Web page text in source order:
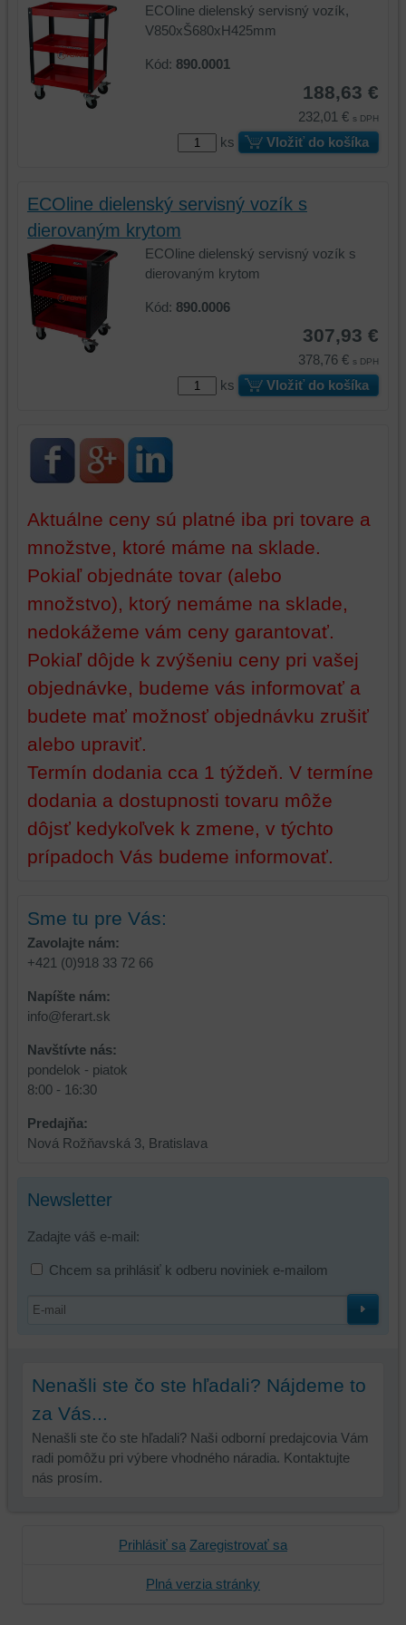
ECOline dielenský servisný vozík,
V850xŠ680xH425mm
Kód: 890.0001
188,63 €
232,01 € s DPH
ks Vložiť do košíka
ECOline dielenský servisný vozík s
dierovaným krytom
ECOline dielenský servisný vozík s
dierovaným krytom
Kód: 890.0006
307,93 €
378,76 € s DPH
ks Vložiť do košíka
Aktuálne ceny sú platné iba pri tovare a
množstve, ktoré máme na sklade.
Pokiaľ objednáte tovar (alebo
množstvo), ktorý nemáme na sklade,
nedokážeme vám ceny garantovať.
Pokiaľ dôjde k zvýšeniu ceny pri vašej
objednávke, budeme vás informovať a
budete mať možnosť objednávku zrušiť
alebo upraviť.
Termín dodania cca 1 týždeň. V termíne
dodania a dostupnosti tovaru môže
dôjsť kedykoľvek k zmene, v týchto
prípadoch Vás budeme informovať.
Sme tu pre Vás:
Zavolajte nám:
+421 (0)918 33 72 66
Napíšte nám:
info@ferart.sk
Navštívte nás:
pondelok - piatok
8:00 - 16:30
Predajňa:
Nová Rožňavská 3, Bratislava
Newsletter
Zadajte váš e-mail:
Chcem sa prihlásiť k odberu noviniek e-mailom
Nenašli ste čo ste hľadali? Nájdeme to
za Vás...
Nenašli ste čo ste hľadali? Naši odborní predajcovia Vám
radi pomôžu pri výbere vhodného náradia. Kontaktujte
nás prosím.
Prihlásiť sa Zaregistrovať sa
Plná verzia stránky
na
identifikáciu
vašej
relácie
a
dosiahnutie
z
prehliadania
a
zabezpečenia.
sme
poskytovať
doplnkové
funkcie,
prehliadania,
ukladať
niektoré
z
vašich
preferencií
bez
účet
bez
používať
skripty
a/alebo
zdroje
tretích
strán,
atď.